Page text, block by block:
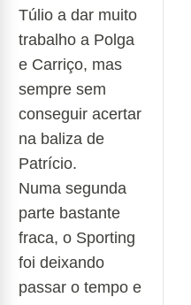
Túlio a dar muito
trabalho a Polga
e Carriço, mas
sempre sem
conseguir acertar
na baliza de
Patrício.
Numa segunda
parte bastante
fraca, o Sporting
foi deixando
passar o tempo e